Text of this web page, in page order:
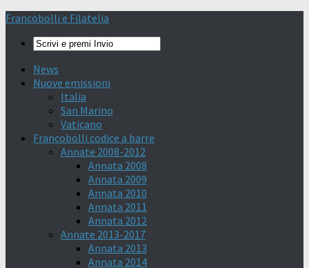
Francobolli e Filatelia
News
Nuove emissioni
Italia
San Marino
Vaticano
Francobolli codice a barre
Annate 2008-2012
Annata 2008
Annata 2009
Annata 2010
Annata 2011
Annata 2012
Annate 2013-2017
Annata 2013
Annata 2014